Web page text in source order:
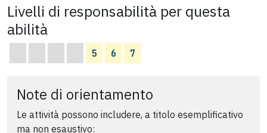
Livelli di responsabilità per questa
abilità
5 6 7
Note di orientamento
Le attività possono includere, a titolo esemplificativo
ma non esaustivo: